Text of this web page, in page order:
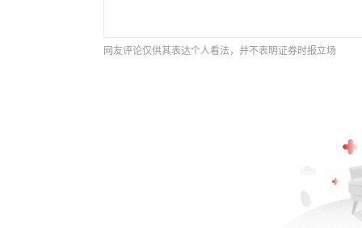
网友评论仅供其表达个人看法，并不表明证券时报立场